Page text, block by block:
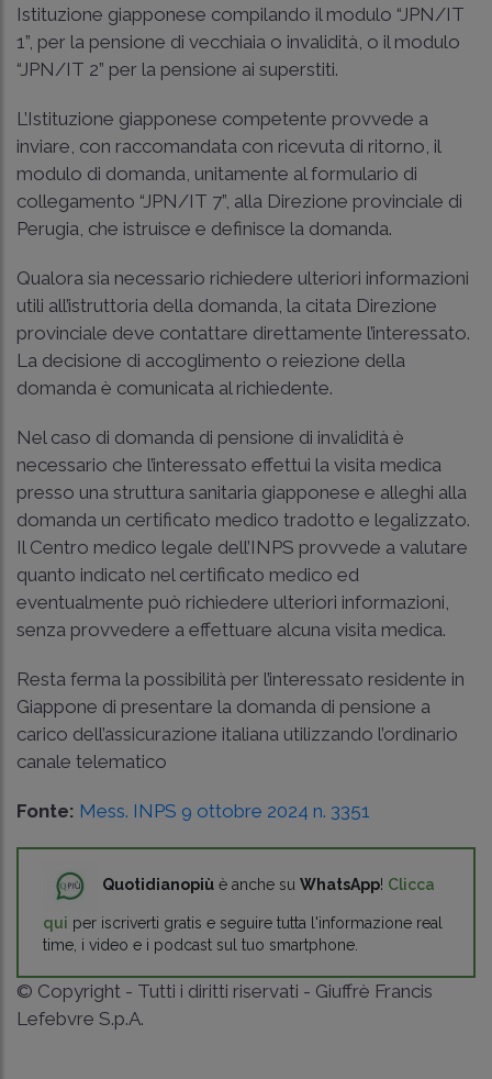
Istituzione giapponese compilando il modulo “JPN/IT
1”, per la pensione di vecchiaia o invalidità, o il modulo
“JPN/IT 2” per la pensione ai superstiti.
L’Istituzione giapponese competente provvede a
inviare, con raccomandata con ricevuta di ritorno, il
modulo di domanda, unitamente al formulario di
collegamento “JPN/IT 7”, alla Direzione provinciale di
Perugia, che istruisce e definisce la domanda.
Qualora sia necessario richiedere ulteriori informazioni
utili all’istruttoria della domanda, la citata Direzione
provinciale deve contattare direttamente l’interessato.
La decisione di accoglimento o reiezione della
domanda è comunicata al richiedente.
Nel caso di domanda di pensione di invalidità è
necessario che l’interessato effettui la visita medica
presso una struttura sanitaria giapponese e alleghi alla
domanda un certificato medico tradotto e legalizzato.
Il Centro medico legale dell’INPS provvede a valutare
quanto indicato nel certificato medico ed
eventualmente può richiedere ulteriori informazioni,
senza provvedere a effettuare alcuna visita medica.
Resta ferma la possibilità per l’interessato residente in
Giappone di presentare la domanda di pensione a
carico dell’assicurazione italiana utilizzando l’ordinario
canale telematico
Fonte: Mess. INPS 9 ottobre 2024 n. 3351
Quotidianopiù è anche su WhatsApp! Clicca
qui per iscriverti gratis e seguire tutta l'informazione real
time, i video e i podcast sul tuo smartphone.
© Copyright - Tutti i diritti riservati - Giuffrè Francis
Lefebvre S.p.A.